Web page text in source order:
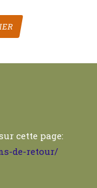
cette page:
de-retour/